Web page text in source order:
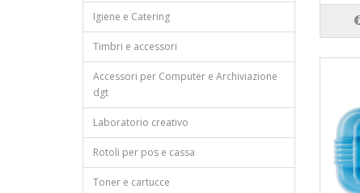
Igiene e Catering
Timbri e accessori
Accessori per Computer e Archiviazione
dgt
Laboratorio creativo
Rotoli per pos e cassa
Toner e cartucce